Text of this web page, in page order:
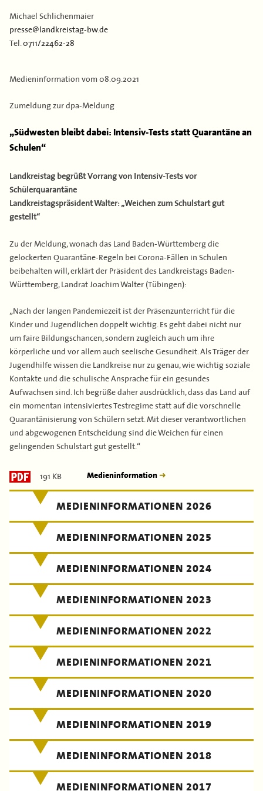
Kontakt
Partner
Flächen & Einwohner
Michael Schlichenmaier
presse@landkreistag-bw.de
Tel. 0711/22462-28
Medieninformation vom 08.09.2021
Zumeldung zur dpa-Meldung
„Südwesten bleibt dabei: Intensiv-Tests statt Quarantäne an
Schulen“
Landkreistag begrüßt Vorrang von Intensiv-Tests vor
Schülerquarantäne
Landkreistagspräsident Walter: „Weichen zum Schulstart gut
gestellt“
Zu der Meldung, wonach das Land Baden-Württemberg die
gelockerten Quarantäne-Regeln bei Corona-Fällen in Schulen
beibehalten will, erklärt der Präsident des Landkreistags Baden-
Württemberg, Landrat Joachim Walter (Tübingen):
„Nach der langen Pandemiezeit ist der Präsenzunterricht für die
Kinder und Jugendlichen doppelt wichtig. Es geht dabei nicht nur
um faire Bildungschancen, sondern zugleich auch um ihre
körperliche und vor allem auch seelische Gesundheit. Als Träger der
Jugendhilfe wissen die Landkreise nur zu genau, wie wichtig soziale
Kontakte und die schulische Ansprache für ein gesundes
Aufwachsen sind. Ich begrüße daher ausdrücklich, dass das Land auf
ein momentan intensiviertes Testregime statt auf die vorschnelle
Quarantänisierung von Schülern setzt. Mit dieser verantwortlichen
und abgewogenen Entscheidung sind die Weichen für einen
gelingenden Schulstart gut gestellt.“
191 KB Medieninformation
MEDIENINFORMATIONEN 2026
MEDIENINFORMATIONEN 2025
MEDIENINFORMATIONEN 2024
MEDIENINFORMATIONEN 2023
MEDIENINFORMATIONEN 2022
MEDIENINFORMATIONEN 2021
MEDIENINFORMATIONEN 2020
MEDIENINFORMATIONEN 2019
MEDIENINFORMATIONEN 2018
MEDIENINFORMATIONEN 2017